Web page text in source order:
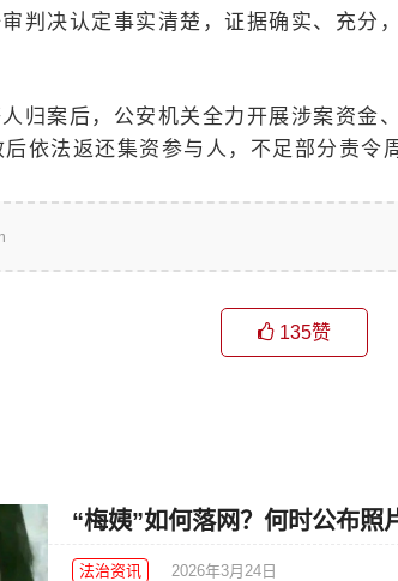
判决认定事实清楚，证据确实、充分
归案后，公安机关全力开展涉案资金
依法返还集资参与人，不足部分责令
135赞
“梅姨”如何落网？何时公布照
法治资讯 2026年3月24日